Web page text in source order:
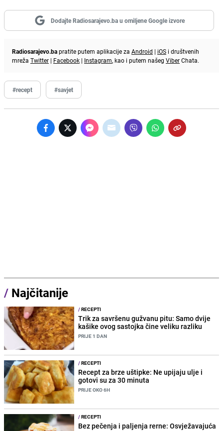
Dodajte Radiosarajevo.ba u omiljene Google izvore
Radiosarajevo.bapratite putem aplikacije za Android | iOS i društvenih
mreža Twitter | Facebook | Instagram, kao i putem našeg ViberChata.
#recept #savjet
/ Najčitanije
/RECEPTI
Trik za savršenu gužvanu pitu: Samo dvije
kašike ovog sastojka čine veliku razliku
PRIJE 1 DAN
/RECEPTI
Recept za brze uštipke: Ne upijaju ulje i
gotovi su za 30 minuta
PRIJE OKO 6H
/RECEPTI
Bez pečenja i paljenja rerne: Osvježavajuća